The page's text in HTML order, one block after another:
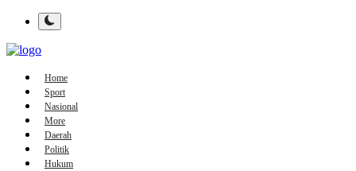
Home
Sport
Nasional
More
Daerah
Politik
Hukum